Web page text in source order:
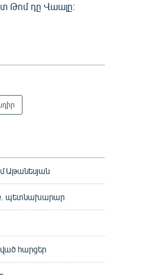
Թոմ դը Վաալը։
Աթանեսյան
պետնախարար
հարցեր